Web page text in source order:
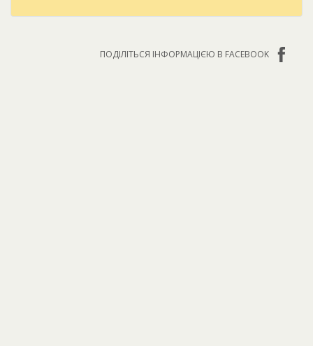
ПОДІЛІТЬСЯ ІНФОРМАЦІЄЮ В FACEBOOK